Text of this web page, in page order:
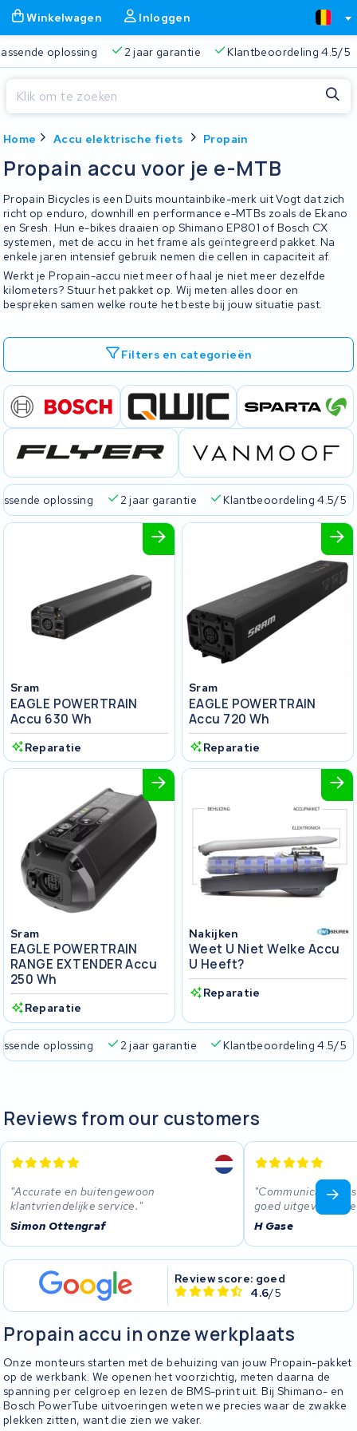
Winkelwagen Inloggen
oplossing 2 jaar garantie Klantbeoordeling 4.5/5
Home Accu elektrische fiets Propain
Propain accu voor je e-MTB
Propain Bicycles is een Duits mountainbike-merk uit Vogt dat zich
richt op enduro, downhill en performance e-MTBs zoals de Ekano
en Sresh. Hun e-bikes draaien op Shimano EP801 of Bosch CX
systemen, met de accu in het frame als geïntegreerd pakket. Na
enkele jaren intensief gebruik nemen die cellen in capaciteit af.
Werkt je Propain-accu niet meer of haal je niet meer dezelfde
kilometers? Stuur het pakket op. Wij meten alles door en
bespreken samen welke route het beste bij jouw situatie past.
Filters en categorieën
oplossing 2 jaar garantie Klantbeoordeling 4.5/5
Sram
EAGLE POWERTRAIN
Accu 630 Wh
Reparatie
Sram
EAGLE POWERTRAIN
Accu 720 Wh
Reparatie
Sram
EAGLE POWERTRAIN
RANGE EXTENDER Accu
250 Wh
Reparatie
Nakijken
Weet U Niet Welke Accu
U Heeft?
Reparatie
oplossing 2 jaar garantie Klantbeoordeling 4.5/5
Reviews from our customers
Accurate en buitengewoon
klantvriendelijke service.
Simon Ottengraf
Communicatie
goed uitgevoerd
H Gase
Review score: goed
4.6/5
Propain accu in onze werkplaats
Onze monteurs starten met de behuizing van jouw Propain-pakket
op de werkbank. We openen het voorzichtig, meten daarna de
spanning per celgroep en lezen de BMS-print uit. Bij Shimano- en
Bosch PowerTube uitvoeringen weten we precies waar de zwakke
plekken zitten, want die zien we vaker.
Je winkelwagen is leeg.
Gratis verzending Altijd een passende oplossing
Sluiten
Begin te typen in de zoekbalk om te zoeken